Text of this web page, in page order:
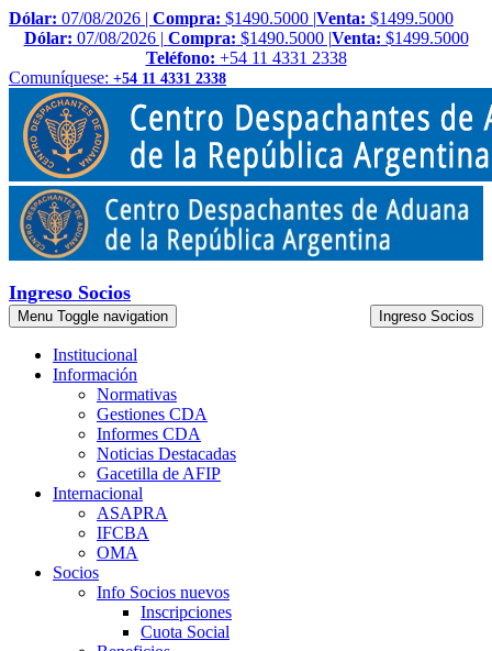
Dólar: 07/08/2026 | Compra: $1490.5000 |Venta: $1499.5000
Dólar: 07/08/2026 | Compra: $1490.5000 |Venta: $1499.5000
Teléfono: +54 11 4331 2338
Comuníquese: +54 11 4331 2338
Ingreso Socios
Menu Toggle navigation Ingreso Socios
Institucional
Información
Normativas
Gestiones CDA
Informes CDA
Noticias Destacadas
Gacetilla de AFIP
Internacional
ASAPRA
IFCBA
OMA
Socios
Info Socios nuevos
Inscripciones
Cuota Social